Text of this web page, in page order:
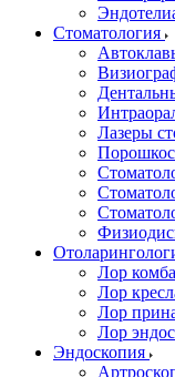
Стоматология
Лазеры
Лор
Лор
Лор
Лор
Эндоскопия